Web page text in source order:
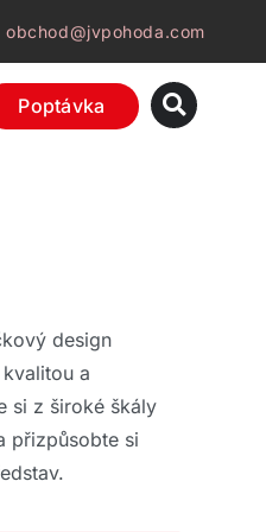
|obchod@jvpohoda.com
Poptávka
design
a
si z široké škály
přizpůsobte si